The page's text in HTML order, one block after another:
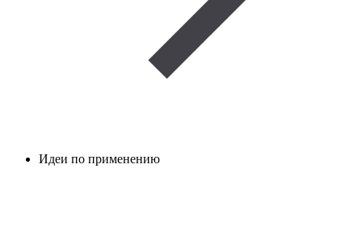
Идеи по применению